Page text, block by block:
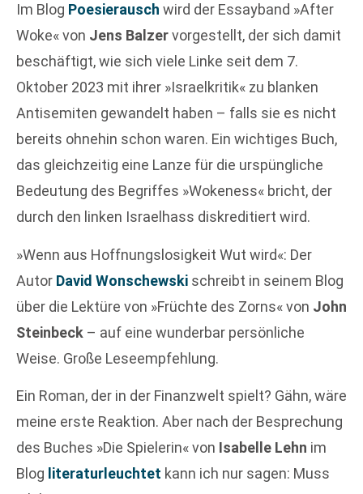
Im Blog Poesierausch wird der Essayband »After
Woke« von Jens Balzervorgestellt, der sich damit
beschäftigt, wie sich viele Linke seit dem 7.
Oktober 2023 mit ihrer »Israelkritik« zu blanken
Antisemiten gewandelt haben – falls sie es nicht
bereits ohnehin schon waren. Ein wichtiges Buch,
das gleichzeitig eine Lanze für die urspüngliche
Bedeutung des Begriffes »Wokeness« bricht, der
durch den linken Israelhass diskreditiert wird.
»Wenn aus Hoffnungslosigkeit Wut wird«: Der
Autor David Wonschewski schreibt in seinem Blog
über die Lektüre von »Früchte des Zorns« von John
Steinbeck – auf eine wunderbar persönliche
Weise. Große Leseempfehlung.
Ein Roman, der in der Finanzwelt spielt? Gähn, wäre
meine erste Reaktion. Aber nach der Besprechung
des Buches »Die Spielerin« von Isabelle Lehn im
Blog literaturleuchtet kann ich nur sagen: Muss